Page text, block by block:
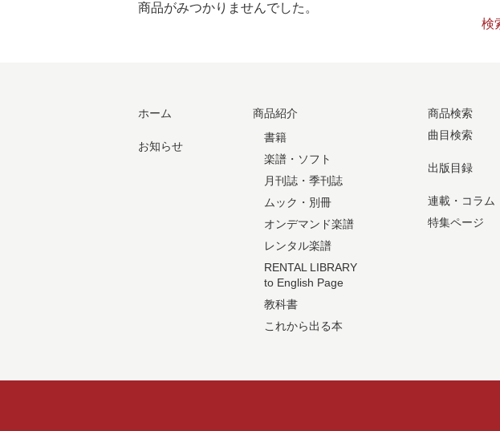
商品がみつかりませんでした。
検
ホーム
お知らせ
商品紹介
書籍
楽譜・ソフト
月刊誌・季刊誌
ムック・別冊
オンデマンド楽譜
レンタル楽譜
RENTAL LIBRARY
to English Page
教科書
これから出る本
商品検索
曲目検索
出版目録
連載・コラム
特集ページ